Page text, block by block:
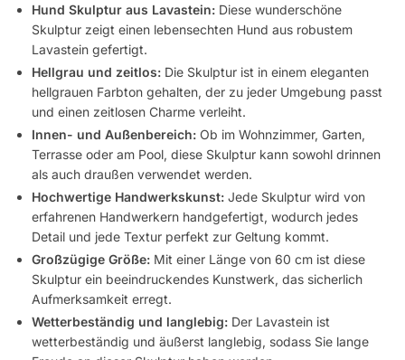
Hund Skulptur aus Lavastein: Diese wunderschöne
Skulptur zeigt einen lebensechten Hund aus robustem
Lavastein gefertigt.
Hellgrau und zeitlos: Die Skulptur ist in einem eleganten
hellgrauen Farbton gehalten, der zu jeder Umgebung passt
und einen zeitlosen Charme verleiht.
Innen- und Außenbereich: Ob im Wohnzimmer, Garten,
Terrasse oder am Pool, diese Skulptur kann sowohl drinnen
als auch draußen verwendet werden.
Hochwertige Handwerkskunst: Jede Skulptur wird von
erfahrenen Handwerkern handgefertigt, wodurch jedes
Detail und jede Textur perfekt zur Geltung kommt.
Großzügige Größe: Mit einer Länge von 60 cm ist diese
Skulptur ein beeindruckendes Kunstwerk, das sicherlich
Aufmerksamkeit erregt.
Wetterbeständig und langlebig: Der Lavastein ist
wetterbeständig und äußerst langlebig, sodass Sie lange